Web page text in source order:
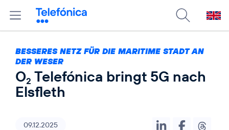
BESSERES NETZ FÜR DIE MARITIME STADT AN
DER WESER
O2 Telefónica bringt 5G nach
Elsfleth
09.12.2025